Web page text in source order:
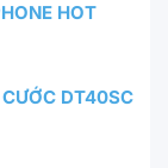
HOT
DT40SC